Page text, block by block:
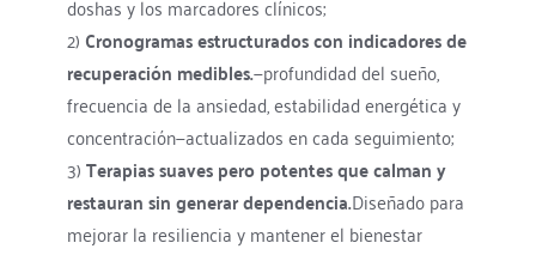
doshas y los marcadores clínicos;
2) Cronogramas estructurados con indicadores de
recuperación medibles.—profundidad del sueño,
frecuencia de la ansiedad, estabilidad energética y
concentración—actualizados en cada seguimiento;
3) Terapias suaves pero potentes que calman y
restauran sin generar dependencia.Diseñado para
mejorar la resiliencia y mantener el bienestar